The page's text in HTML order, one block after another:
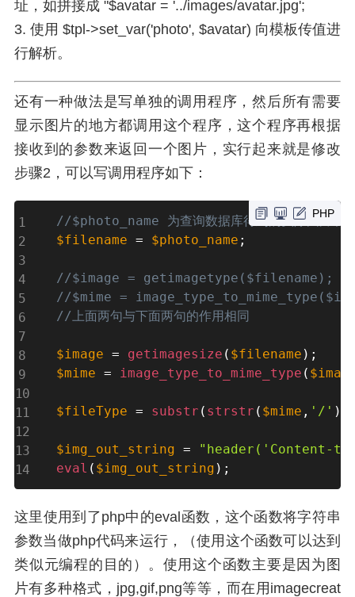
址，如拼接成 "$avatar = '../images/avatar.jpg';
3. 使用 $tpl->set_var('photo', $avatar) 向模板传值进
行解析。
还有一种做法是写单独的调用程序，然后所有需要
显示图片的地方都调用这个程序，这个程序再根据
接收到的参数来返回一个图片，实行起来就是修改
步骤2，可以写调用程序如下：
PHP
//$photo_name 为查询数据库得到的实际图片
$filename = $photo_name ;
//$image = getimagetype($filename);
//$mime =
//上面两句与下面两句的作用相同
$image = getimagesize ( $filename ) ;
$mime = image_type_to_mime_type (
$fileType = substr ( strstr ( $mime , '/' )
$img_out_string =
"header('Content-
eval ( $img_out_string ) ;
这里使用到了php中的eval函数，这个函数将字符串
参数当做php代码来运行，（使用这个函数可以达到
类似元编程的目的）。使用这个函数主要是因为图
片有多种格式，jpg,gif,png等等，而在用imagecreat